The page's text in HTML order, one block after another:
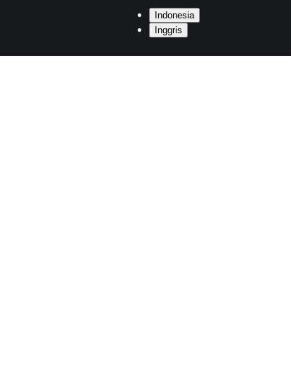
Indonesia
Inggris